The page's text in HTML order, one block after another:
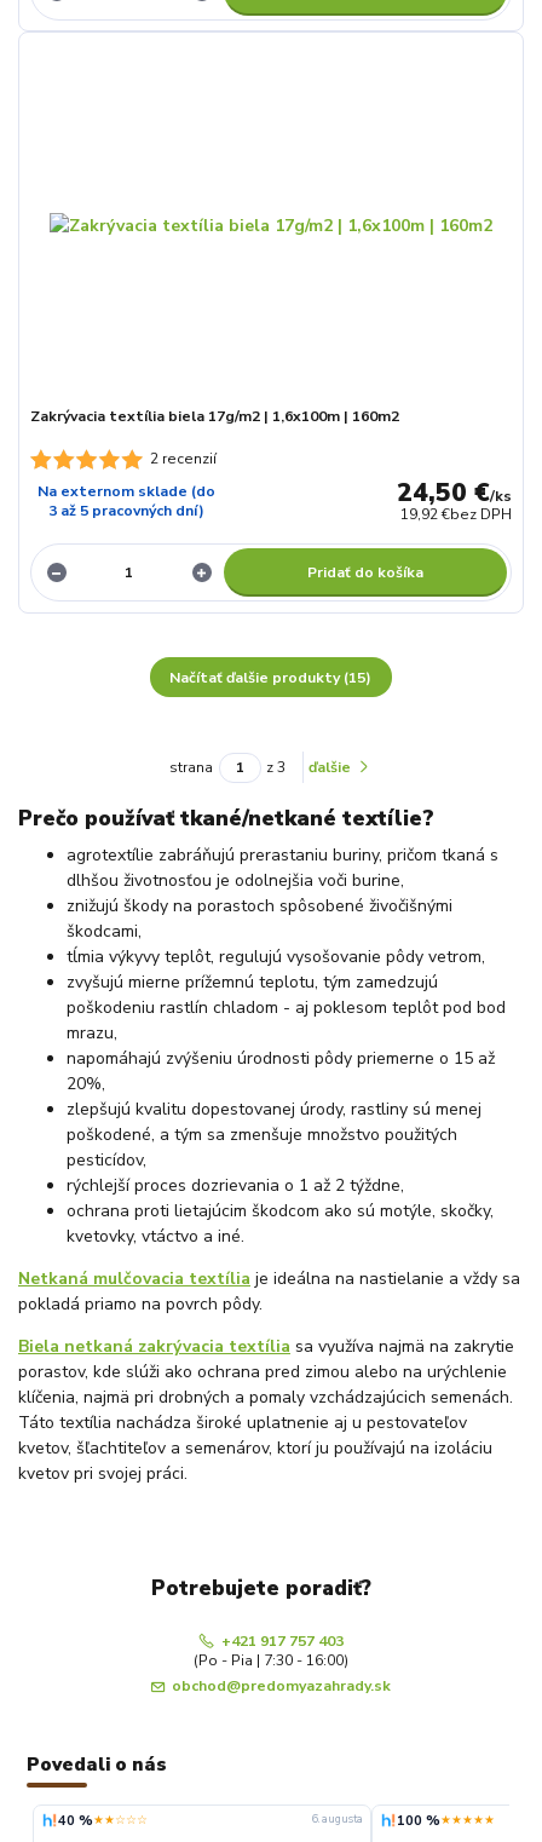
2 recenzií
Zakrývacia textília biela 17g/m2 | 1,6x100m | 160m2
24,50 €/ks
19,92 €bez DPH
Na externom sklade (do
3 až 5 pracovných dní)
Pridať do košíka
Načítať ďalšie produkty (15)
strana z 3 ďalšie
Prečo používať tkané/netkané textílie?
agrotextílie zabráňujú prerastaniu buriny, pričom tkaná s
dlhšou životnosťou je odolnejšia voči burine,
znižujú škody na porastoch spôsobené živočišnými
škodcami,
tĺmia výkyvy teplôt, regulujú vysošovanie pôdy vetrom,
zvyšujú mierne prížemnú teplotu, tým zamedzujú
poškodeniu rastlín chladom - aj poklesom teplôt pod bod
mrazu,
napomáhajú zvýšeniu úrodnosti pôdy priemerne o 15 až
20%,
zlepšujú kvalitu dopestovanej úrody, rastliny sú menej
poškodené, a tým sa zmenšuje množstvo použitých
pesticídov,
rýchlejší proces dozrievania o 1 až 2 týždne,
ochrana proti lietajúcim škodcom ako sú motýle, skočky,
kvetovky, vtáctvo a iné.
Netkaná mulčovacia textília je ideálna na nastielanie a vždy sa
pokladá priamo na povrch pôdy.
Biela netkaná zakrývacia textília sa využíva najmä na zakrytie
porastov, kde slúži ako ochrana pred zimou alebo na urýchlenie
klíčenia, najmä pri drobných a pomaly vzchádzajúcich semenách.
Táto textília nachádza široké uplatnenie aj u pestovateľov
kvetov, šľachtiteľov a semenárov, ktorí ju používajú na izoláciu
kvetov pri svojej práci.
Potrebujete poradiť?
+421 917 757 403
(Po - Pia | 7:30 - 16:00)
obchod@predomyazahrady.sk
Povedali o nás
100 %★★★★★ 6. augusta 100 %★★★★★